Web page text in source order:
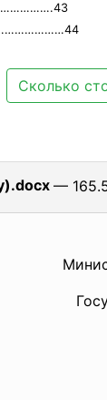
Сколько
—